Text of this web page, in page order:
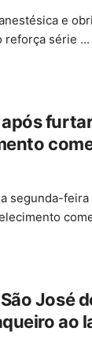
e
reforça série ...
após
segunda-feira
José
ao
Gata